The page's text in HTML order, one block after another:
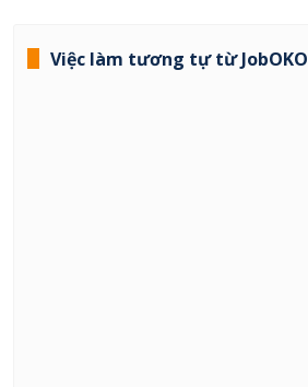
Việc làm tương tự từ JobOKO